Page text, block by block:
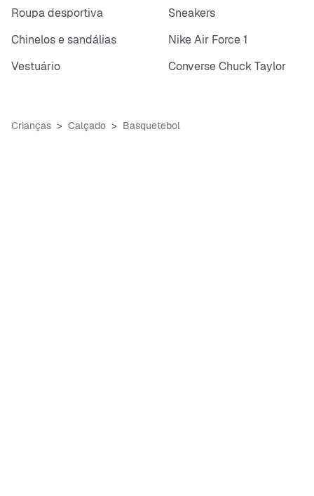
Roupa desportiva
Sneakers
Chinelos e sandálias
Nike Air Force 1
Vestuário
Converse Chuck Taylor
Crianças Calçado Basquetebol